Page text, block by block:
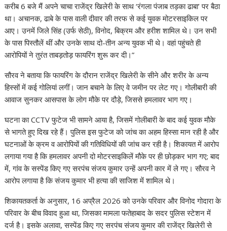
करीब 6 बजे मैं अपने चाचा राजेंद्र खिलेरी के साथ ‘रंगला पंजाब तड़का ढाबा’ पर बैठा
था। अचानक, ढाबे के पास वाली दीवार की तरफ से कई युवक मोटरसाइकिल पर
आए। उनमें जिले सिंह (उर्फ सेठी), विनोद, बिक्रम और हरीश शामिल थे। उन सभी
के पास पिस्तौलें थीं और उनके साथ दो-तीन अन्य युवक भी थे। वहां पहुंचते ही
आरोपियों ने तुरंत ताबड़तोड़ फायरिंग शुरू कर दी।”
सौरव ने बताया कि फायरिंग के दौरान राजेंद्र खिलेरी के सीने और शरीर के अन्य
हिस्सों में कई गोलियां लगीं। जान बचाने के लिए वे जमीन पर लेट गए। गोलीबारी की
आवाज सुनकर आसपास के लोग मौके पर दौड़े, जिससे हमलावर भाग गए।
घटना का CCTV फुटेज भी सामने आया है, जिसमें गोलीबारी के बाद कई युवक मौके
से भागते हुए दिख रहे हैं। पुलिस इस फुटेज को जांच का अहम हिस्सा मान रही है और
घटनाओं के क्रम व आरोपियों की गतिविधियों की जांच कर रही है। शिकायत में आरोप
लगाया गया है कि हमलावर अपनी दो मोटरसाइकिलें मौके पर ही छोड़कर भाग गए; बाद
में, गांव के सस्पेंड किए गए सरपंच संजय कुमार उन्हें अपनी कार में ले गए। सौरव ने
आरोप लगाया है कि संजय कुमार भी हत्या की साजिश में शामिल थे।
शिकायतकर्ता के अनुसार, 16 अप्रैल 2026 को उनके परिवार और विनोद गोदारा के
परिवार के बीच विवाद हुआ था, जिसका मामला फतेहाबाद के सदर पुलिस स्टेशन में
दर्ज है। इसके अलावा, सस्पेंड किए गए सरपंच संजय कुमार की राजेंद्र खिलेरी से